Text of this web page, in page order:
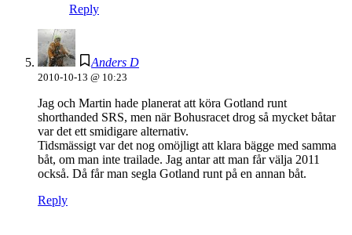
Reply
Anders D
2010-10-13 @ 10:23
Jag och Martin hade planerat att köra Gotland runt
shorthanded SRS, men när Bohusracet drog så mycket båtar
var det ett smidigare alternativ.
Tidsmässigt var det nog omöjligt att klara bägge med samma
båt, om man inte trailade. Jag antar att man får välja 2011
också. Då får man segla Gotland runt på en annan båt.
Reply